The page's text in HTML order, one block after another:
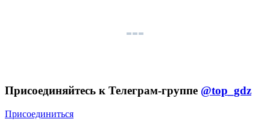
Присоединяйтесь к Телеграм-группе @top_gdz
Присоединиться